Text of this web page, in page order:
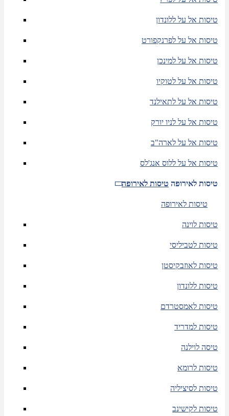
טיסות אל על ללונדון
טיסות אל על לפרנקפורט
טיסות אל על למינכן
טיסות אל על לטוקיו
טיסות אל על לתאילנד
טיסות אל על לניו יורק
טיסות אל על לארה"ב
טיסות אל על ללוס אנג'לס
טיסות לאירופה טיסות לאירופה
טיסות לאירופה
טיסות לוינה
טיסות לטביליסי
טיסות לאוזבקיסטן
טיסות ללונדון
טיסות לאמסטרדם
טיסות למדריד
טיסה לוילנה
טיסות לרומא
טיסות לסיציליה
טיסות לקישינב